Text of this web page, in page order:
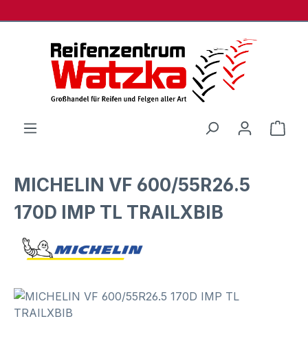
MICHELIN VF 600/55R26.5
170D IMP TL TRAILXBIB
Bildergalerie überspringen